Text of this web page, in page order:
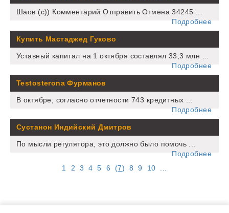
Шаов (с)) Комментарий Отправить Отмена 34245 ...
Подробнее
Купить Мастаджед Гуково
Уставный капитал на 1 октября составлял 33,3 млн ...
Подробнее
Testosterona Фурманов
В октябре, согласно отчетности 743 кредитных ...
Подробнее
Сустанон Индийский Дмитров
По мысли регулятора, это должно было помочь ...
Подробнее
1
2 3 4 5 6 (7) 8 9 10 ...